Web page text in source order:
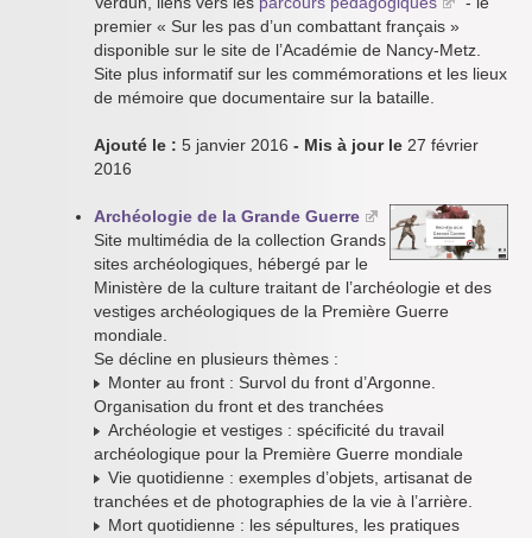
premier « Sur les pas d’un combattant français »
disponible sur le site de l’Académie de Nancy-Metz.
Site plus informatif sur les commémorations et les lieux
de mémoire que documentaire sur la bataille.
Ajouté le : 5 janvier 2016 - Mis à jour le 27 février
2016
Archéologie de la Grande Guerre
Site multimédia de la collection Grands
sites archéologiques, hébergé par le
Ministère de la culture traitant de l’archéologie et des
vestiges archéologiques de la Première Guerre
mondiale.
Se décline en plusieurs thèmes :
Monter au front : Survol du front d’Argonne.
Organisation du front et des tranchées
Archéologie et vestiges : spécificité du travail
archéologique pour la Première Guerre mondiale
Vie quotidienne : exemples d’objets, artisanat de
tranchées et de photographies de la vie à l’arrière.
Mort quotidienne : les sépultures, les pratiques